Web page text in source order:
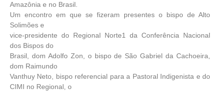
Amazônia e no Brasil.
Um encontro em que se fizeram presentes o bispo de Alto
Solimões e
vice-presidente do Regional Norte1 da Conferência Nacional
dos Bispos do
Brasil, dom Adolfo Zon, o bispo de São Gabriel da Cachoeira,
dom Raimundo
Vanthuy Neto, bispo referencial para a Pastoral Indigenista e do
CIMI no Regional, o